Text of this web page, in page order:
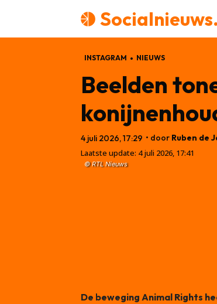
INSTAGRAM NIEUWS
Beelden
4 juli 2026, 17:29 • door Ruben de
Laatste update: 4 juli 2026, 17:41
© RTL Nieuws
De beweging Animal Rights